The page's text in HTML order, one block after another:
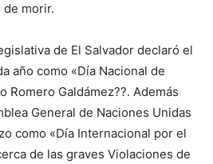
de morir.
de El Salvador declaró el
año como «Día Nacional de
Romero Galdámez??. Además
General de Naciones Unidas
como «Día Internacional por el
de las graves Violaciones de